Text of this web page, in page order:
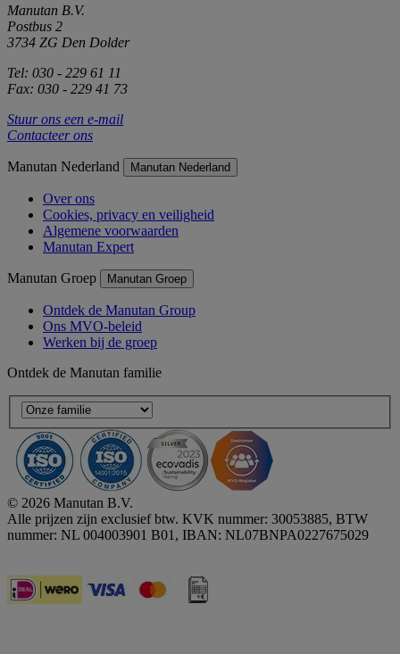
Manutan B.V.
Postbus 2
3734 ZG Den Dolder
Tel: 030 - 229 61 11
Fax: 030 - 229 41 73
Stuur ons een e-mail
Contacteer ons
Manutan Nederland Manutan Nederland
Over ons
Cookies, privacy en veiligheid
Algemene voorwaarden
Manutan Expert
Manutan Groep Manutan Groep
Ontdek de Manutan Group
Ons MVO-beleid
Werken bij de groep
Ontdek de Manutan familie
© 2026 Manutan B.V.
Alle prijzen zijn exclusief btw. KVK nummer: 30053885, BTW
nummer: NL 004003901 B01, IBAN: NL07BNPA0227675029